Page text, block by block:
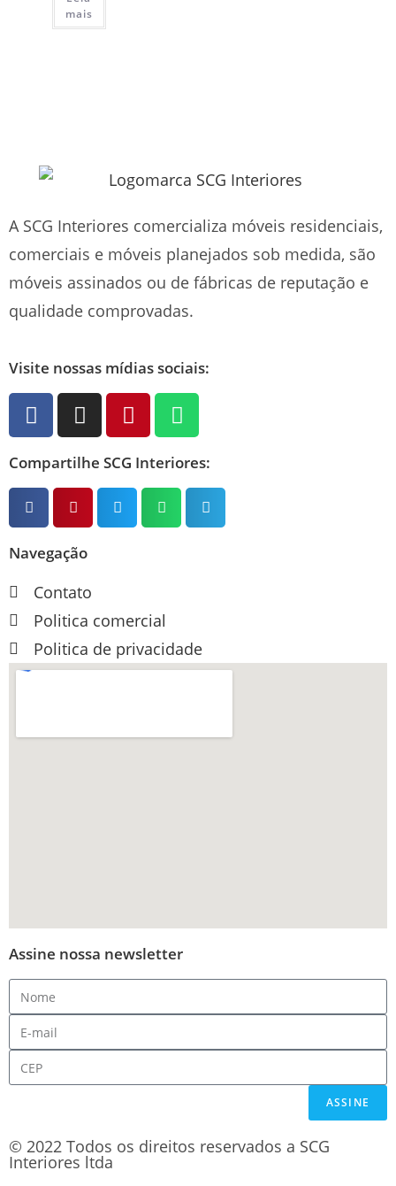
mais
A SCG Interiores comercializa móveis residenciais,
comerciais e móveis planejados sob medida, são
móveis assinados ou de fábricas de reputação e
qualidade comprovadas.
Visite nossas mídias sociais:
Compartilhe SCG Interiores:
Navegação
Contato
Politica comercial
Politica de privacidade
Assine nossa newsletter
ASSINE
© 2022 Todos os direitos reservados a SCG
Interiores ltda